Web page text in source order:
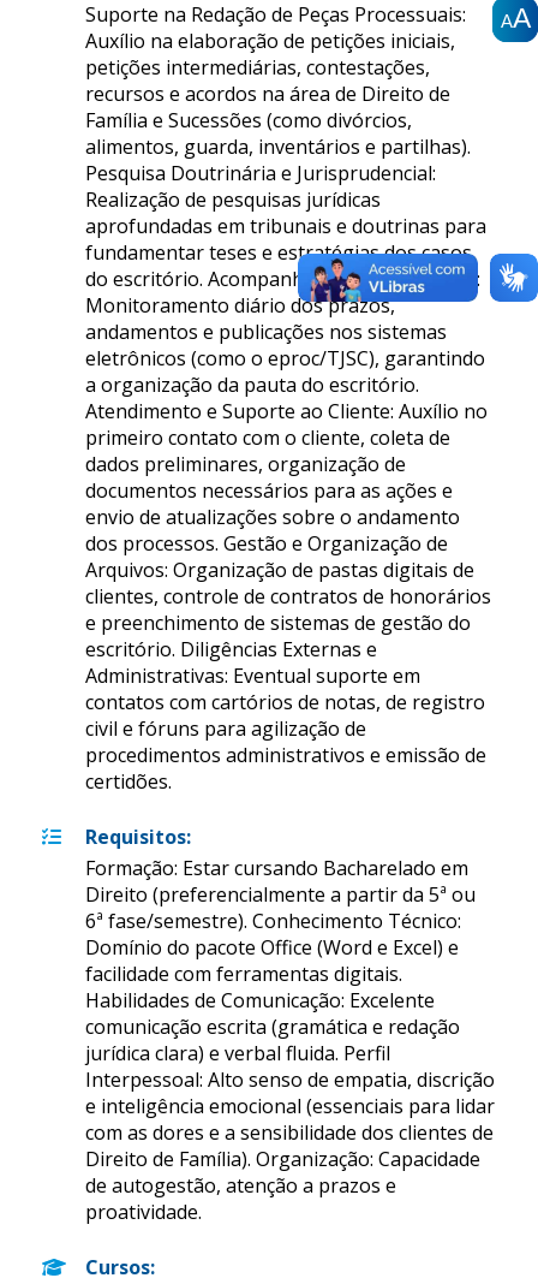
AA
AA
AA
Suporte na Redação de Peças Processuais:
Auxílio na elaboração de petições iniciais,
petições intermediárias, contestações,
recursos e acordos na área de Direito de
Família e Sucessões (como divórcios,
alimentos, guarda, inventários e partilhas).
Pesquisa Doutrinária e Jurisprudencial:
Realização de pesquisas jurídicas
aprofundadas em tribunais e doutrinas para
fundamentar teses e estratégias dos casos
do escritório. Acompanhamento Processual:
Monitoramento diário dos prazos,
andamentos e publicações nos sistemas
eletrônicos (como o eproc/TJSC), garantindo
a organização da pauta do escritório.
Atendimento e Suporte ao Cliente: Auxílio no
primeiro contato com o cliente, coleta de
dados preliminares, organização de
documentos necessários para as ações e
envio de atualizações sobre o andamento
dos processos. Gestão e Organização de
Arquivos: Organização de pastas digitais de
clientes, controle de contratos de honorários
e preenchimento de sistemas de gestão do
escritório. Diligências Externas e
Administrativas: Eventual suporte em
contatos com cartórios de notas, de registro
civil e fóruns para agilização de
procedimentos administrativos e emissão de
certidões.
Requisitos:
Formação: Estar cursando Bacharelado em
Direito (preferencialmente a partir da 5ª ou
6ª fase/semestre). Conhecimento Técnico:
Domínio do pacote Office (Word e Excel) e
facilidade com ferramentas digitais.
Habilidades de Comunicação: Excelente
comunicação escrita (gramática e redação
jurídica clara) e verbal fluida. Perfil
Interpessoal: Alto senso de empatia, discrição
e inteligência emocional (essenciais para lidar
com as dores e a sensibilidade dos clientes de
Direito de Família). Organização: Capacidade
de autogestão, atenção a prazos e
proatividade.
Cursos: